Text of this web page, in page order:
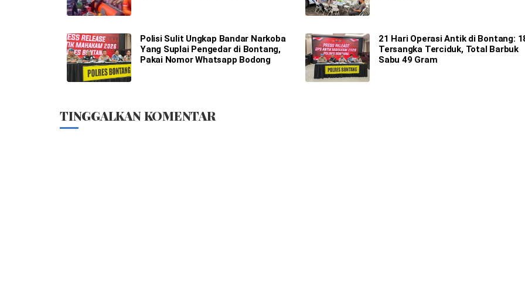
Polisi Sulit Ungkap Bandar Narkoba
Yang Suplai Pengedar di Bontang,
Pakai Nomor Whatsapp Bodong
21 Hari Operasi Antik di Bontang:
Tersangka Terciduk, Total Barbuk
Sabu 49 Gram
TINGGALKAN KOMENTAR